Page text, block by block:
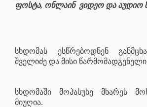
ფოსტა, ონლაინ ვიდეო და აუდიო
სხდომას ესწრებოდნენ
შველიძე და მისი წარმომადგენელი
სხდომაში მოპასუხე მხარეს
მიუღია.